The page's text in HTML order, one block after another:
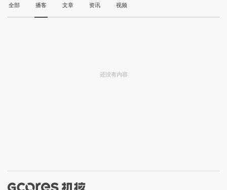
全部 播客 文章 资讯 视频
还没有内容